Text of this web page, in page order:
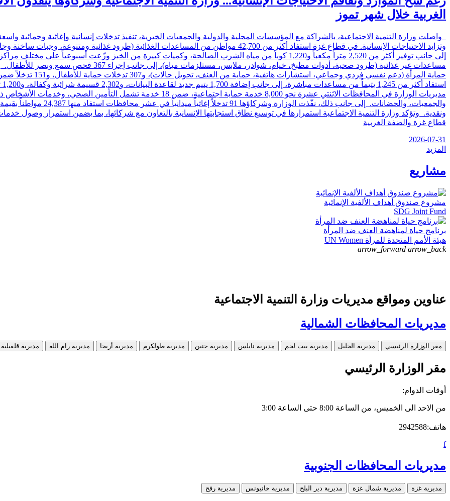
الغربية خلال شهر تموز
واصلت وزارة التنمية الاجتماعية، بالشراكة مع المؤسسات المحلية والدولية والجمعيات الخيرية، تنفيذ تدخلات إنسانية وإغاثية
وتزايد الاحتياجات الإنسانية. في قطاع غزة استفاد أكثر من 42,700 مواطن من المساعدات الغذائية
مديريات الوزارة في المحافظات الاثنتي عشرة نحو 8,000 خدمة حماية اجتماعية، ضمن 18
ونقدية. وتؤكد وزارة التنمية الاجتماعية استمرارها في توسيع نطاق استجابتها الإنسانية بالتعاون مع شركائها، بما يضمن استمرار وصول
قطاع غزة والضفة الغربية
2026-07-31
المزيد
مشاريع
مشروع صندوق أهداف الألفية الإنمائية
SDG Joint Fund
برنامج حياة لمناهضة العنف ضد المرأة
هيئة الأمم المتحدة للمرأة UN Women
arrow_forward arrow_back
عناوين ومواقع مديريات وزارة التنمية الاجتماعية
مديريات المحافظات الشمالية
مقر الوزارة الرئيسي مديرية الخليل مديرية بيت لحم مديرية نابلس مديرية جنين مديرية طولكرم مديرية أريحا مديرية رام الله مديرية قلقيلية Leaflet
مقر الوزارة الرئيسي
أوقات الدوام:
من الاحد الى الخميس، من الساعة 8:00 حتى الساعة 3:00
هاتف:2942588
f
مديريات المحافظات الجنوبية
مديرية غزة مديرية شمال غزة مديرية دير البلح مديرية خانيونس مديرية رفح